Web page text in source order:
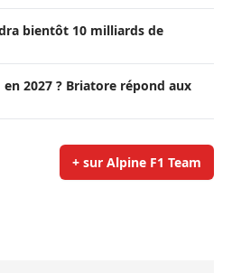
bientôt 10 milliards de
2027 ? Briatore répond aux
+ sur Alpine F1 Team